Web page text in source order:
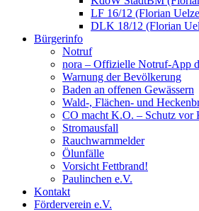
LF 16/12 (Florian
DLK 18/12 (Florian
Bürgerinfo
Notruf
nora – Offizielle Notruf-App
Warnung der Bevölkerung
Baden an offenen Gewässern
Wald-, Flächen- und
CO macht K.O. – Schutz vor
Stromausfall
Rauchwarnmelder
Ölunfälle
Vorsicht Fettbrand!
Paulinchen e.V.
Kontakt
Förderverein e.V.